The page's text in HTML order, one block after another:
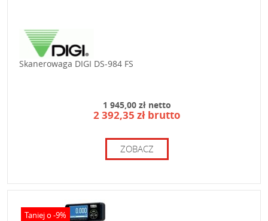
Skanerowaga DIGI DS-984 FS
1 945,00 zł netto
2 392,35 zł brutto
ZOBACZ
Taniej o -9%